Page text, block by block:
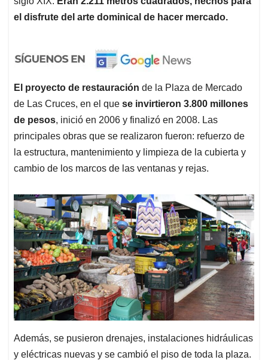
el disfrute del arte dominical de hacer mercado.
El proyecto de restauración de la Plaza de Mercado
de Las Cruces, en el que se invirtieron 3.800 millones
de pesos, inició en 2006 y finalizó en 2008. Las
principales obras que se realizaron fueron: refuerzo de
la estructura, mantenimiento y limpieza de la cubierta y
cambio de los marcos de las ventanas y rejas.
Además, se pusieron drenajes, instalaciones hidráulicas
y eléctricas nuevas y se cambió el piso de toda la plaza.